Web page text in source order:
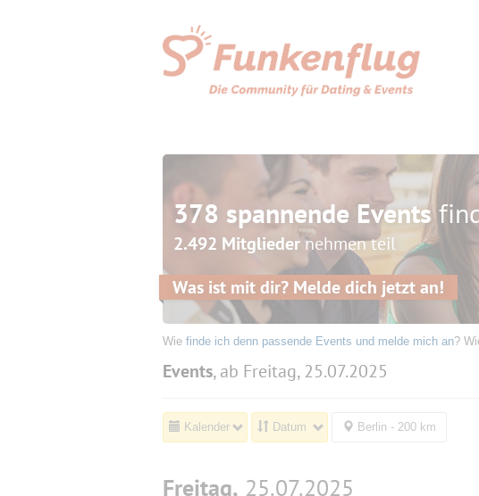
378 spannende Events
2.492 Mitgliedernehmen teil
Was ist mit dir? Melde dich jetzt an!
Wie finde ich denn passende Events und melde mich an?
Events, ab Freitag, 25.07.2025
Kalender Datum Berlin - 200 km
Freitag, 25.07.2025